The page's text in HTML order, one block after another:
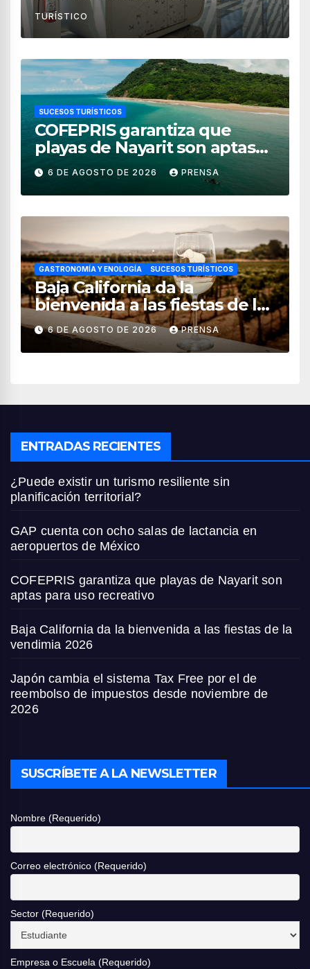
TURÍSTICO
SUCESOS TURÍSTICOS
COFEPRIS garantiza que
playas de Nayarit son aptas
para uso recreativo
6 DE AGOSTO DE 2026 PRENSA
GASTRONOMÍA Y ENOLOGÍA SUCESOS TURÍSTICOS
Baja California da la
bienvenida a las fiestas de la
vendimia 2026
6 DE AGOSTO DE 2026 PRENSA
ENTRADAS RECIENTES
¿Puede existir un turismo resiliente sin
planificación territorial?
GAP cuenta con ocho salas de lactancia en
aeropuertos de México
COFEPRIS garantiza que playas de Nayarit son
aptas para uso recreativo
Baja California da la bienvenida a las fiestas de la
vendimia 2026
Japón cambia el sistema Tax Free por el de
reembolso de impuestos desde noviembre de
2026
SUSCRÍBETE A LA NEWSLETTER
Nombre (Requerido)
Correo electrónico (Requerido)
Sector (Requerido)
Empresa o Escuela (Requerido)